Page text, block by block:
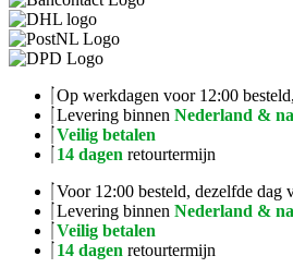
Op werkdagen voor 12:00 besteld,
Levering binnen Nederland &
Veilig betalen
14 dagen retourtermijn
Voor 12:00 besteld, dezelfde dag
Levering binnen Nederland &
Veilig betalen
14 dagen retourtermijn